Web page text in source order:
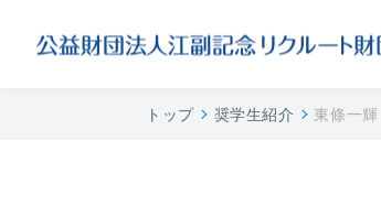
トップ 奨学生紹介 東條一輝